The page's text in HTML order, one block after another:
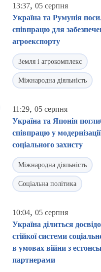
13:37, 05 серпня
Україна та Румунія
співпрацю для
агроекспорту
Земля і агрокомплекс
Міжнародна діяльність
11:29, 05 серпня
Україна та Японія
співпрацю у
соціального захисту
Міжнародна діяльність
Соціальна політика
10:04, 05 серпня
Україна ділиться
стійкої системи
в умовах війни з
партнерами